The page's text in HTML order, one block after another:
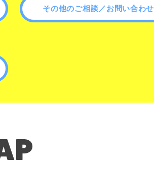
その他のご相談／お問い合わせ